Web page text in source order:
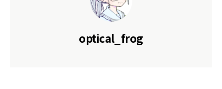
optical_frog